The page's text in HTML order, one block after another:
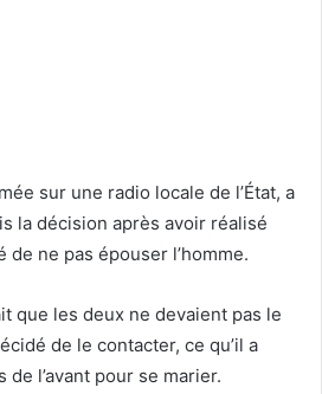
sur une radio locale de l’État, a
la décision après avoir réalisé
ne pas épouser l’homme.
que les deux ne devaient pas le
de le contacter, ce qu’il a
l’avant pour se marier.